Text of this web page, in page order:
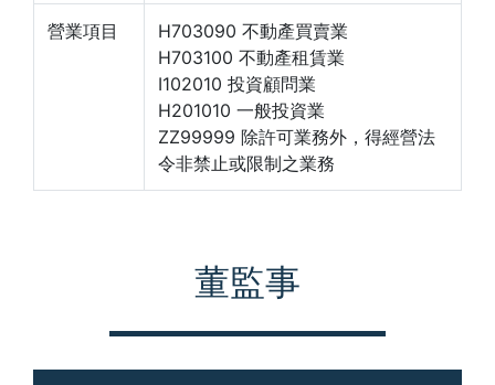
營業項目
H703090 不動產買賣業
H703100 不動產租賃業
I102010 投資顧問業
H201010 一般投資業
ZZ99999 除許可業務外，得經營法
令非禁止或限制之業務
董監事